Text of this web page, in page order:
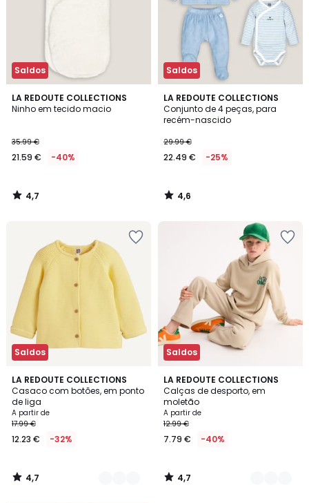
Saldos
LA REDOUTE COLLECTIONS
Ninho em tecido macio
35.99 €
21.59 € -40%
4,7
/ 5
4,7
/
Saldos
LA REDOUTE COLLECTIONS
Conjunto de 4 peças, para
recém-nascido
29.99 €
22.49 € -25%
4,6
/ 5
4,6
/
Saldos
LA REDOUTE COLLECTIONS
Casaco com botões, em ponto
de liga
A partir de
17.99 €
12.23 € -32%
4,7
/ 5
4
Cores
4,7
/
Saldos
LA REDOUTE COLLECTIONS
Calças de desporto, em
moletão
A partir de
12.99 €
7.79 € -40%
4,7
/ 5
3
Cores
4,7
/